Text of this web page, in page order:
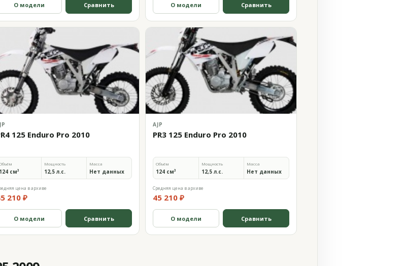
О модели Сравнить О модели Сравнить
125 Enduro Pro 2010
124 см³
Мощность
12,5 л.с.
Масса
Нет данных
цена в архиве
210 ₽
О модели Сравнить
AJP
PR3 125 Enduro Pro 2010
Объём
124 см³
Мощность
12,5 л.с.
Масса
Нет данных
Средняя цена в архиве
45 210 ₽
О модели Сравнить